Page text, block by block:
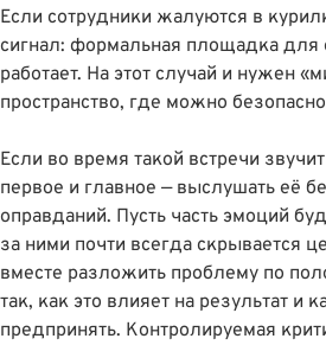
Если сотрудники жалуются в
сигнал: формальная площадка для
работает. На этот случай и нужен
пространство, где можно
Если во время такой встречи
первое и главное — выслушать её
оправданий. Пусть часть эмоций
за ними почти всегда скрывается
вместе разложить проблему по
так, как это влияет на результат и
предпринять. Контролируемая